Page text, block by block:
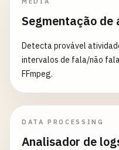
Segmentação de
Detecta provável
intervalos de fala/não fala
FFmpeg.
DATA PROCESSING
Analisador de